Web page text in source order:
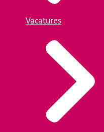
Vacatures